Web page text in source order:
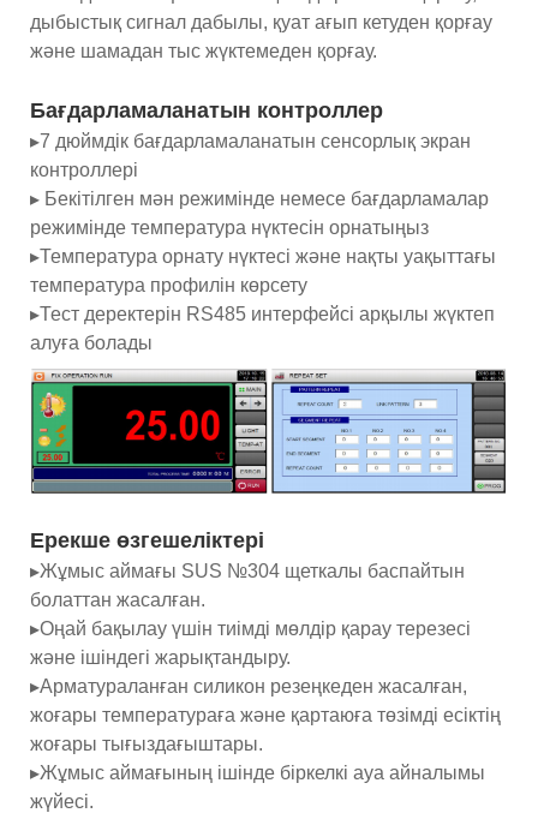
дыбыстық сигнал дабылы, қуат ағып кетуден қорғау
және шамадан тыс жүктемеден қорғау.
Бағдарламаланатын контроллер
▸7 дюймдік бағдарламаланатын сенсорлық экран
контроллері
▸ Бекітілген мән режимінде немесе бағдарламалар
режимінде температура нүктесін орнатыңыз
▸Температура орнату нүктесі және нақты уақыттағы
температура профилін көрсету
▸Тест деректерін RS485 интерфейсі арқылы жүктеп
алуға болады
Ерекше өзгешеліктері
▸Жұмыс аймағы SUS №304 щеткалы баспайтын
болаттан жасалған.
▸Оңай бақылау үшін тиімді мөлдір қарау терезесі
және ішіндегі жарықтандыру.
▸Арматураланған силикон резеңкеден жасалған,
жоғары температураға және қартаюға төзімді есіктің
жоғары тығыздағыштары.
▸Жұмыс аймағының ішінде біркелкі ауа айналымы
жүйесі.